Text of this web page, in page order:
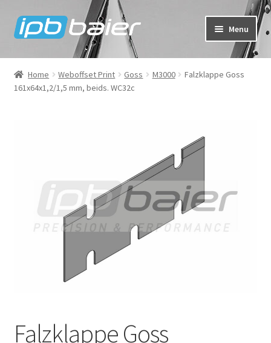
Skip
to
Skip
to
Menu
My Account
Cart
Home Weboffset Print Goss M3000
Falzklappe Goss
161x64x1,2/1,5 mm, beids. WC32c
Falzklappe Goss